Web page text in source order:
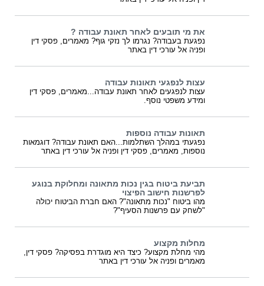
את מי תובעים לאחר תאונת עבודה ?
נפגעת בעבודה? נגרמו לך נזקי גוף? מאמרים, פסקי דין
ופניה אל עורכי דין באתר
עצות לנפגעי תאונות עבודה
עצות לנפגעים לאחר תאונת עבודה...מאמרים, פסקי דין
ומידע משפטי נוסף.
תאונות עבודה נוספות
נפגעתי במהלך השתלמות...האם תאונת עבודה? דוגמאות
נוספות, מאמרים, פסקי דין ופניה אל עורכי דין באתר
תביעת ביטוח בגין נכות מתאונה ומחלוקת בנוגע
לפרשנות חישוב הפיצוי
מהו ביטוח "נכות מתאונה"? האם חברת הביטוח יכולה
"לשחק עם פרשנות הסעיף"?
מחלות מקצוע
מהי מחלת מקצוע? כיצד היא מוגדרת בפסיקה? פסקי דין,
מאמרים ופניה אל עורכי דין באתר